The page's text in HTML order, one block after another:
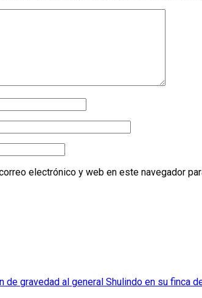
electrónico y web en este navegador